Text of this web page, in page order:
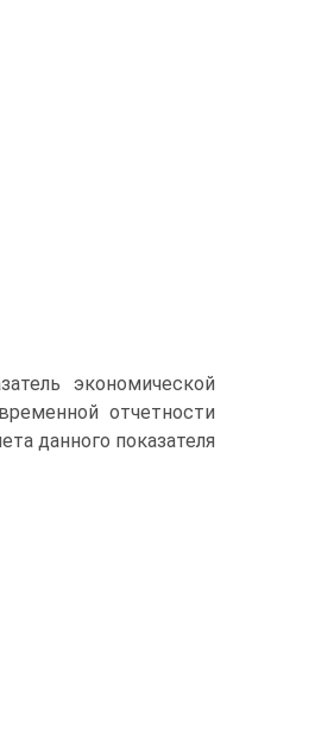
экономической
отчетности
данного показателя